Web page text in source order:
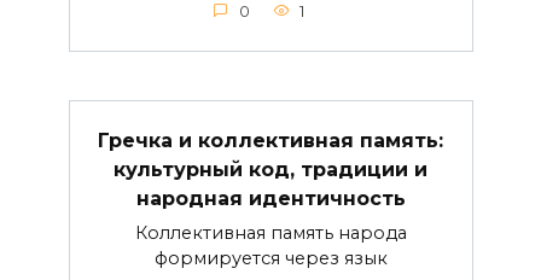
0 1
Гречка и коллективная память:
культурный код, традиции и
народная идентичность
Коллективная память народа
формируется через язык